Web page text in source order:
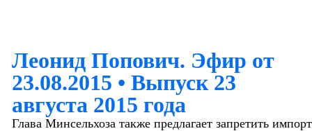
Леонид Попович. Эфир от
23.08.2015 •Выпуск 23
августа 2015 года
Глава Минсельхоза также предлагает запретить импорт